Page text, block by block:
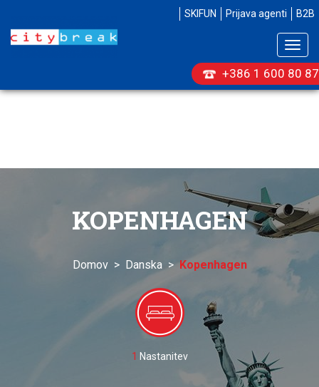
+386 1 600 80 87
SKIFUN Prijava agenti B2B
KOPENHAGEN
Domov> Danska>Kopenhagen
1 Nastanitev